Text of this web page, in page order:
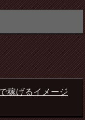
稼げるイメージ